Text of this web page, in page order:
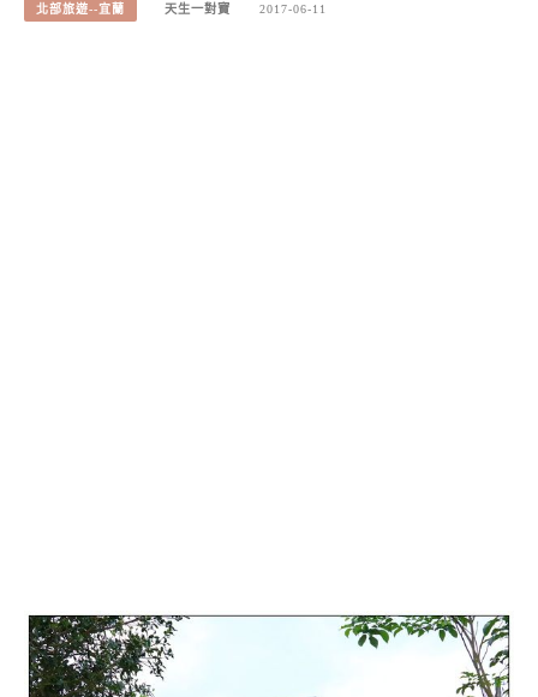
北部旅遊--宜蘭 天生一對寶 2017-06-11